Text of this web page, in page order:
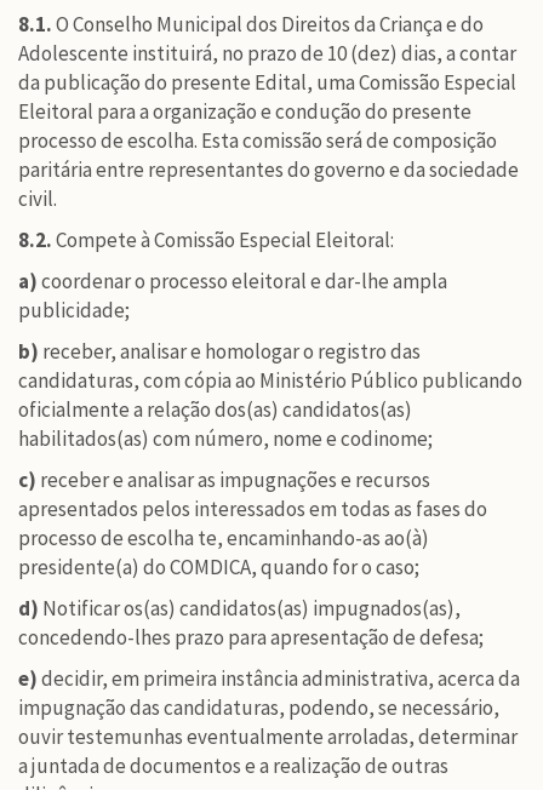
8.1.O Conselho Municipal dos Direitos da Criança e do
Adolescente instituirá, no prazo de 10 (dez) dias, a contar
da publicação do presente Edital, uma Comissão Especial
Eleitoral para a organização e condução do presente
processo de escolha. Esta comissão será de composição
paritária entre representantes do governo e da sociedade
civil.
8.2.Compete à Comissão Especial Eleitoral:
a)coordenar o processo eleitoral e dar-lhe ampla
publicidade;
b) receber, analisar e homologar o registro das
candidaturas, com cópia ao Ministério Público publicando
oficialmente a relação dos(as) candidatos(as)
habilitados(as) com número, nome e codinome;
c) receber e analisar as impugnações e recursos
apresentados pelos interessados em todas as fases do
processo de escolha te, encaminhando-as ao(à)
presidente(a) do COMDICA, quando for o caso;
d) Notificar os(as) candidatos(as) impugnados(as),
concedendo-lhes prazo para apresentação de defesa;
e)decidir, em primeira instância administrativa, acerca da
impugnação das candidaturas, podendo, se necessário,
ouvir testemunhas eventualmente arroladas, determinar
a juntada de documentos e a realização de outras